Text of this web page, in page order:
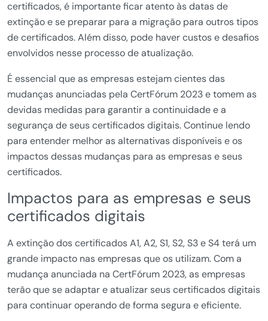
certificados, é importante ficar atento às datas de
extinção e se preparar para a migração para outros tipos
de certificados. Além disso, pode haver custos e desafios
envolvidos nesse processo de atualização.
É essencial que as empresas estejam cientes das
mudanças anunciadas pela CertFórum 2023 e tomem as
devidas medidas para garantir a continuidade e a
segurança de seus certificados digitais. Continue lendo
para entender melhor as alternativas disponíveis e os
impactos dessas mudanças para as empresas e seus
certificados.
Impactos para as empresas e seus
certificados digitais
A extinção dos certificados A1, A2, S1, S2, S3 e S4 terá um
grande impacto nas empresas que os utilizam. Com a
mudança anunciada na CertFórum 2023, as empresas
terão que se adaptar e atualizar seus certificados digitais
para continuar operando de forma segura e eficiente.